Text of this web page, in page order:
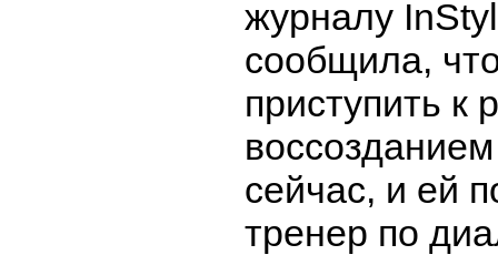
журналу
сообщила,
приступить к
сейчас, и ей
тренер по